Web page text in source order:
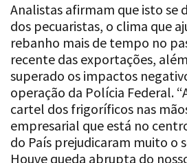
Analistas afirmam que isto se
dos pecuaristas, o clima que
rebanho mais de tempo no
recente das exportações,
superado os impactos
operação da Polícia Federal.
cartel dos frigoríficos nas
empresarial que está no
do País prejudicaram muito o
Houve queda abrupta do